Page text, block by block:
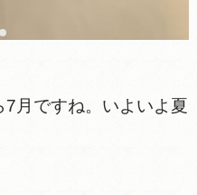
月ですね。いよいよ夏